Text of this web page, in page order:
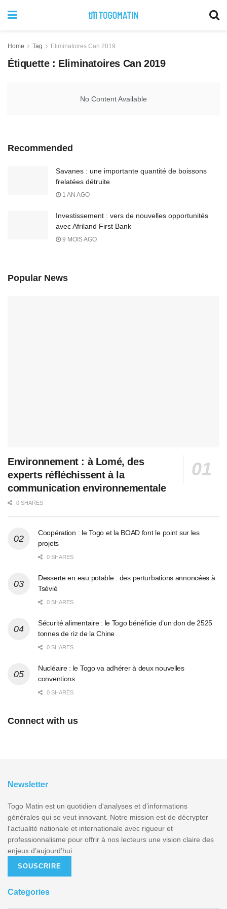
Home Tag Eliminatoires Can 2019
Étiquette : Eliminatoires Can 2019
No Content Available
Recommended
Savanes : une importante quantité de boissons
frelatées détruite
1 AN AGO
Investissement : vers de nouvelles opportunités
avec Afriland First Bank
9 MOIS AGO
Popular News
Environnement : à Lomé, des
experts réfléchissent à la
communication environnementale
0 SHARES
Coopération : le Togo et la BOAD font le point sur les
projets
0 SHARES
Desserte en eau potable : des perturbations annoncées à
Tsévié
0 SHARES
Sécurité alimentaire : le Togo bénéficie d’un don de 2525
tonnes de riz de la Chine
0 SHARES
Nucléaire : le Togo va adhérer à deux nouvelles
conventions
0 SHARES
Connect with us
Newsletter
Togo Matin est un quotidien d'analyses et d'informations
générales qui se veut innovant. Notre mission est de décrypter
l'actualité nationale et internationale avec rigueur et
professionnalisme pour offrir à nos lecteurs une vision claire des
enjeux d’aujourd’hui.
SOUSCRIRE
Categories